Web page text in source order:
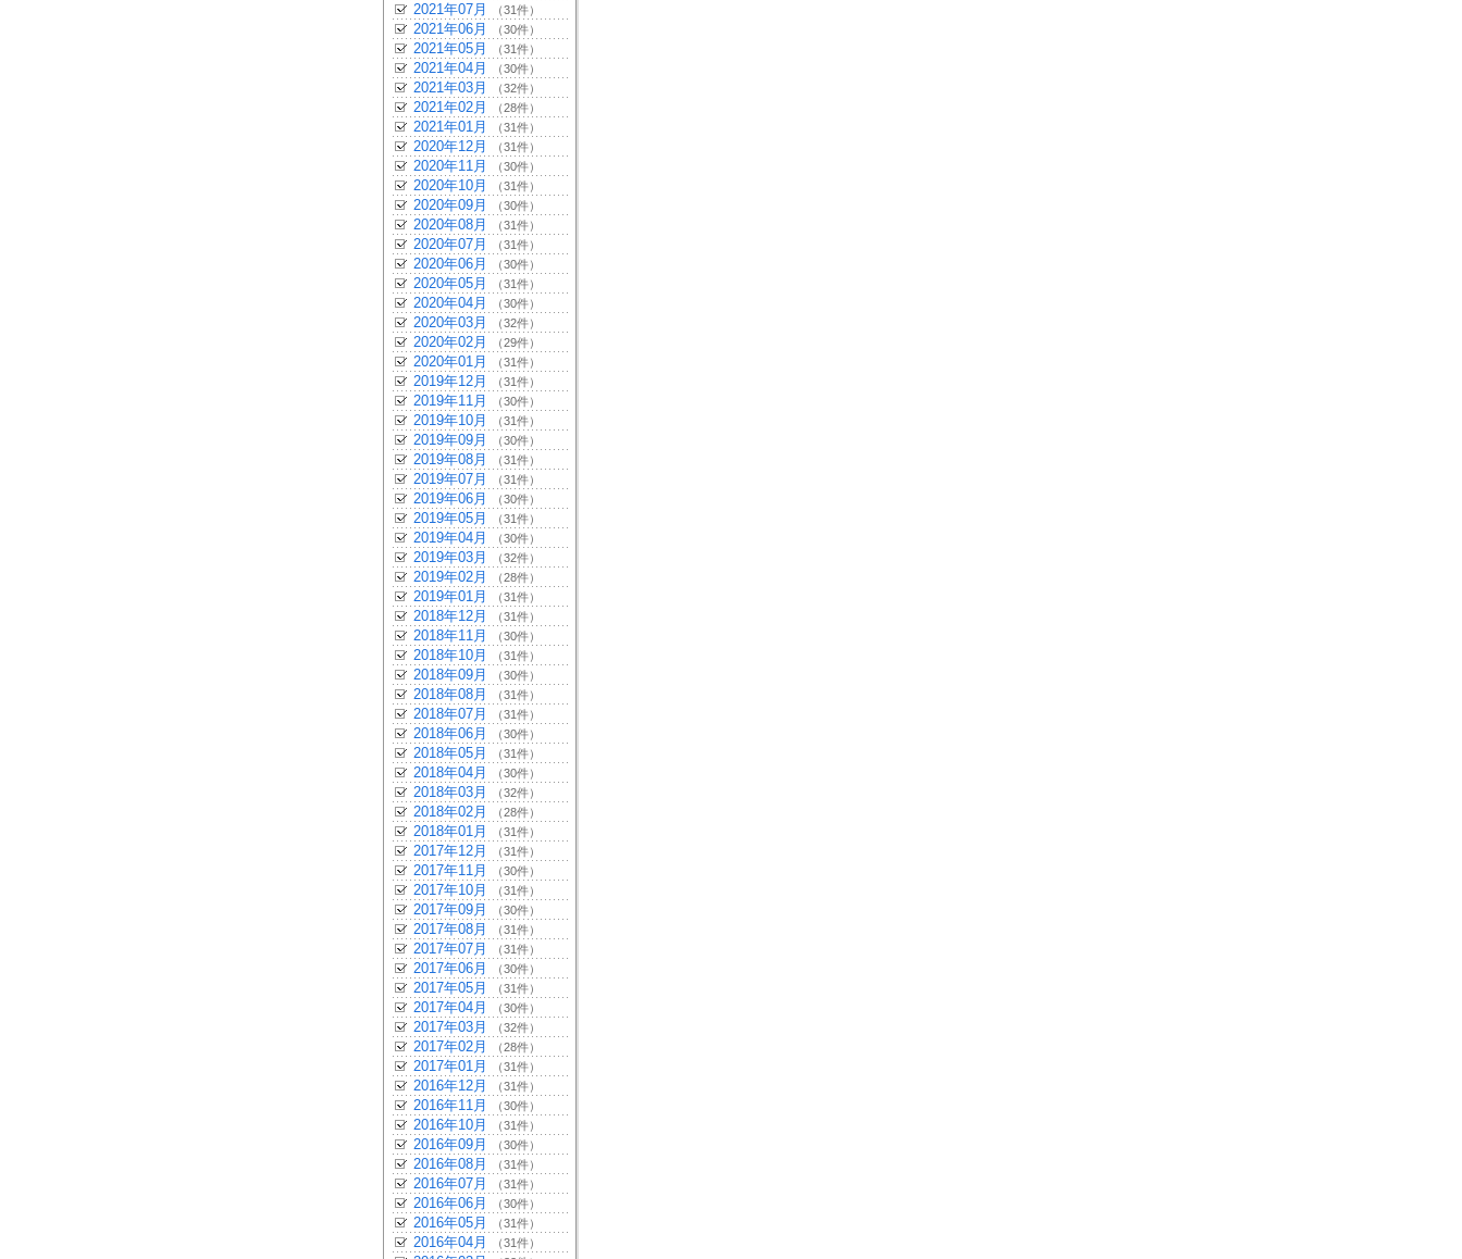
2021年07月 （31件）
2021年06月 （30件）
2021年05月 （31件）
2021年04月 （30件）
2021年03月 （32件）
2021年02月 （28件）
2021年01月 （31件）
2020年12月 （31件）
2020年11月 （30件）
2020年10月 （31件）
2020年09月 （30件）
2020年08月 （31件）
2020年07月 （31件）
2020年06月 （30件）
2020年05月 （31件）
2020年04月 （30件）
2020年03月 （32件）
2020年02月 （29件）
2020年01月 （31件）
2019年12月 （31件）
2019年11月 （30件）
2019年10月 （31件）
2019年09月 （30件）
2019年08月 （31件）
2019年07月 （31件）
2019年06月 （30件）
2019年05月 （31件）
2019年04月 （30件）
2019年03月 （32件）
2019年02月 （28件）
2019年01月 （31件）
2018年12月 （31件）
2018年11月 （30件）
2018年10月 （31件）
2018年09月 （30件）
2018年08月 （31件）
2018年07月 （31件）
2018年06月 （30件）
2018年05月 （31件）
2018年04月 （30件）
2018年03月 （32件）
2018年02月 （28件）
2018年01月 （31件）
2017年12月 （31件）
2017年11月 （30件）
2017年10月 （31件）
2017年09月 （30件）
2017年08月 （31件）
2017年07月 （31件）
2017年06月 （30件）
2017年05月 （31件）
2017年04月 （30件）
2017年03月 （32件）
2017年02月 （28件）
2017年01月 （31件）
2016年12月 （31件）
2016年11月 （30件）
2016年10月 （31件）
2016年09月 （30件）
2016年08月 （31件）
2016年07月 （31件）
2016年06月 （30件）
2016年05月 （31件）
2016年04月 （31件）